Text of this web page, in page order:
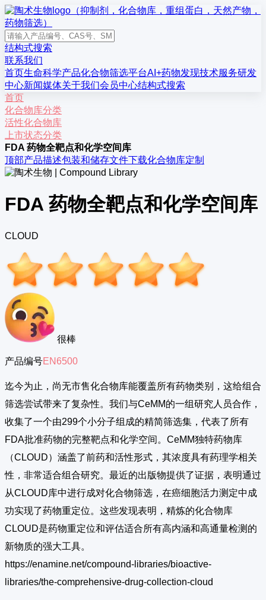
结构式搜索
联系我们
首页生命科学产品化合物筛选平台AI+药物发现技术服务研发
中心新闻媒体关于我们会员中心结构式搜索
首页
化合物库分类
活性化合物库
上市状态分类
FDA 药物全靶点和化学空间库
顶部产品描述包装和储存文件下载化合物库定制
FDA 药物全靶点和化学空间库
CLOUD
很棒
产品编号EN6500
迄今为止，尚无市售化合物库能覆盖所有药物类别，这给组合
筛选尝试带来了复杂性。我们与CeMM的一组研究人员合作，
收集了一个由299个小分子组成的精简筛选集，代表了所有
FDA批准药物的完整靶点和化学空间。CeMM独特药物库
（CLOUD）涵盖了前药和活性形式，其浓度具有药理学相关
性，非常适合组合研究。最近的出版物提供了证据，表明通过
从CLOUD库中进行成对化合物筛选，在癌细胞活力测定中成
功实现了药物重定位。这些发现表明，精炼的化合物库
CLOUD是药物重定位和评估适合所有高内涵和高通量检测的
新物质的强大工具。
https://enamine.net/compound-libraries/bioactive-
libraries/the-comprehensive-drug-collection-cloud